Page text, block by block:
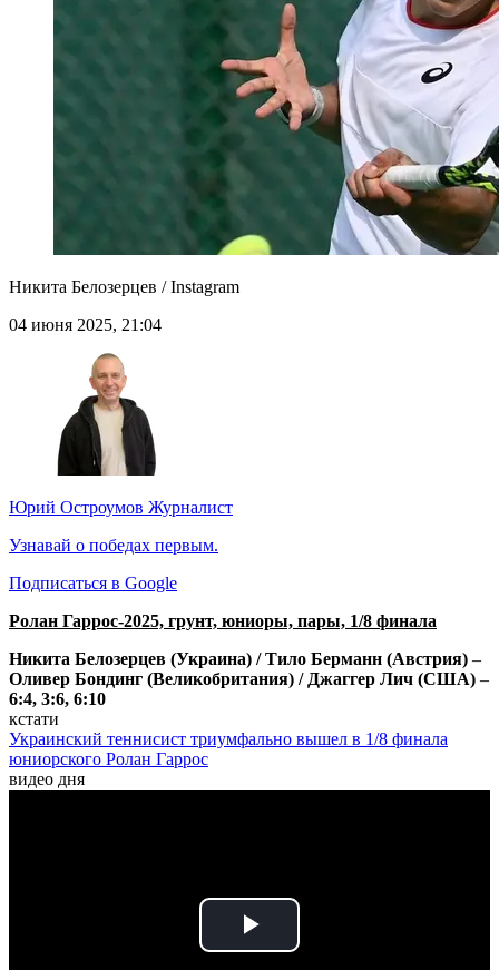
Никита Белозерцев / Instagram
04 июня 2025, 21:04
Юрий Остроумов Журналист
Узнавай о победах первым.
Подписаться в Google
Ролан Гаррос-2025, грунт, юниоры, пары, 1/8 финала
Никита Белозерцев (Украина) / Тило Берманн (Австрия) –
Оливер Бондинг (Великобритания) / Джаггер Лич (США) –
6:4, 3:6, 6:10
кстати
Украинский теннисист триумфально вышел в 1/8 финала
юниорского Ролан Гаррос
видео дня
Play